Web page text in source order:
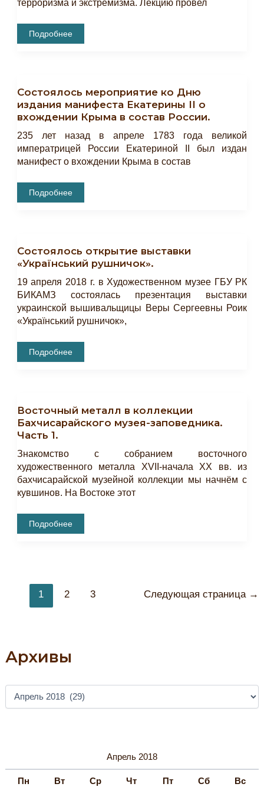
Архивы
Апрель 2018
Пн Вт Ср Чт Пт Сб Вс
терроризма и экстремизма. Лекцию провел
Для
Сотрудников
И
Подробнее
Состоялось мероприятие ко Дню
издания манифеста Екатерины II о
вхождении Крыма в состав России.
235 лет назад в апреле 1783 года великой
императрицей России Екатериной II был издан
манифест о вхождении Крыма в состав
Состоялось
Мероприятие
II
О
Вхождении
В
Состав
России.
Подробнее
Состоялось открытие выставки
«Український рушничок».
19 апреля 2018 г. в Художественном музее ГБУ РК
БИКАМЗ состоялась презентация выставки
украинской вышивальщицы Веры Сергеевны Роик
«Український рушничок»,
Состоялось
Открытие
Подробнее
Восточный металл в коллекции
Бахчисарайского музея-заповедника.
Часть 1.
Знакомство с собранием восточного
художественного металла XVII-начала XX вв. из
бахчисарайской музейной коллекции мы начнём с
кувшинов. На Востоке этот
Восточный
Металл
Подробнее
Постраничная
навигация
1 2 3 Следующая страница →